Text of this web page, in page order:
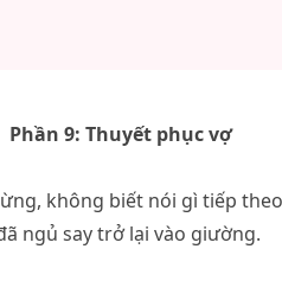
Phần 9: Thuyết phục vợ
không biết nói gì tiếp
ngủ say trở lại vào giường.